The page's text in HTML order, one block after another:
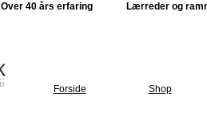
Over 40 års erfaring Lærreder og
Forside Shop